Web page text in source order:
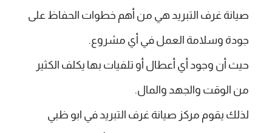
صيانة غرف التبريد هي من أهم خطوات الحفاظ على
جودة وسلامة العمل في أي مشروع.
حيث أن وجود أي أعطال أو تلفيات بها يكلف الكثير
من الوقت والجهد والمال.
لذلك يقوم مركز صيانة غرف التبريد في ابو ظبي